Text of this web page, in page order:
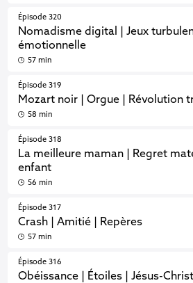
Épisode 320
Nomadisme digital | Jeux
émotionnelle
57 min
Épisode 319
Mozart noir | Orgue | Révolution
58 min
Épisode 318
La meilleure maman | Regret
enfant
56 min
Épisode 317
Crash | Amitié | Repères
57 min
Épisode 316
Obéissance | Étoiles | Jésus-Christ